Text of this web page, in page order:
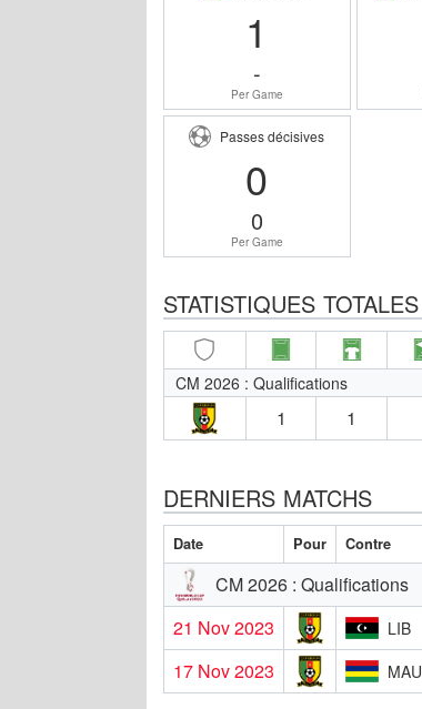
1
-
Per Game
Passes décisives
0
0
Per Game
STATISTIQUES TOTALES
CM 2026 : Qualifications
1 1
DERNIERS MATCHS
Date Pour Contre
CM 2026 : Qualifications
21 Nov 2023
LIB
17 Nov 2023
MAU